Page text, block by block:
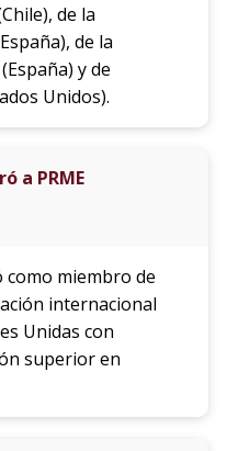
de la
de la
y de
Unidos).
a PRME
miembro de
internacional
Unidas con
superior en